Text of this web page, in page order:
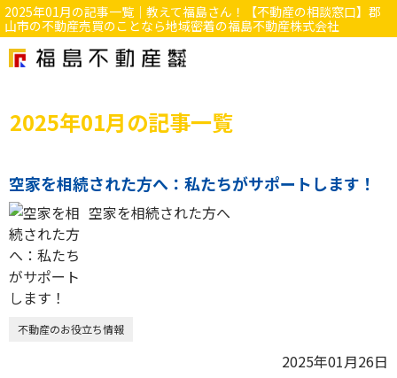
2025年01月の記事一覧｜教えて福島さん！【不動産の相談窓口】郡
山市の不動産売買のことなら地域密着の福島不動産株式会社
2025年01月の記事一覧
空家を相続された方へ：私たちがサポートします！
空家を相続された方へ
不動産のお役立ち情報
2025年01月26日